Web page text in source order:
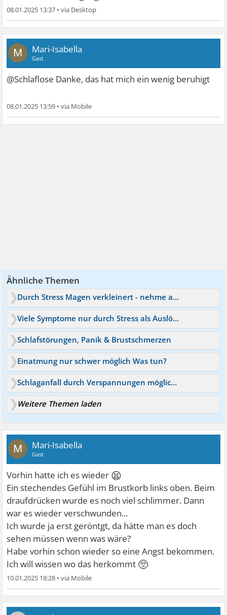
08.01.2025 13:37 •
M Mari-Isabella
Gast
@Schlaflose Danke, das hat mich ein wenig beruhigt
08.01.2025 13:59 •
Ähnliche Themen
Durch Stress Magen verkleinert - nehme ab / Krebs möglich?
Viele Symptome nur durch Stress als Auslöser?
Schlafstörungen, Panik & Brustschmerzen
Einatmung nur schwer möglich Was tun?
Schlaganfall durch Verspannungen möglich ?
Weitere Themen laden
M Mari-Isabella
Gast
Vorhin hatte ich es wieder 😫
Ein stechendes Gefühl im Brustkorb links oben. Beim
draufdrücken wurde es noch viel schlimmer. Dann
war es wieder verschwunden...
Ich wurde ja erst geröntgt, da hätte man es doch
sehen müssen wenn was wäre?
Habe vorhin schon wieder so eine Angst bekommen.
Ich will wissen wo das herkommt 🥺
10.01.2025 18:28 •